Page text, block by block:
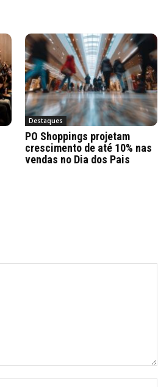
Destaques
PO Shoppings projetam
crescimento de até 10% nas
vendas no Dia dos Pais